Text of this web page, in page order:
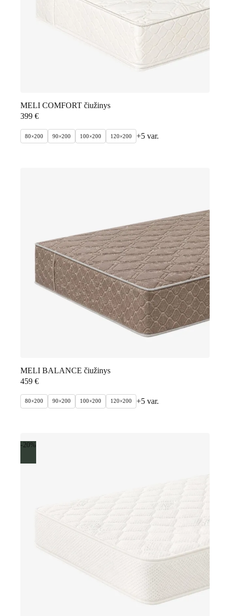
MELI COMFORT čiužinys
399 €
80×200 90×200 100×200 120×200 +5 var.
MELI BALANCE čiužinys
459 €
80×200 90×200 100×200 120×200 +5 var.
-20%